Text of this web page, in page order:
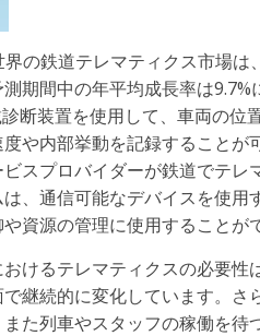
の鉄道テレマティクス市場
期間中の年平均成長率は
断装置を使用して、車両の位
や内部挙動を記録すること
スプロバイダーが鉄道でテレ
、通信可能なデバイスを使用
資源の管理に使用することが
けるテレマティクスの必要
継続的に変化しています。
た列車やスタッフの稼働を